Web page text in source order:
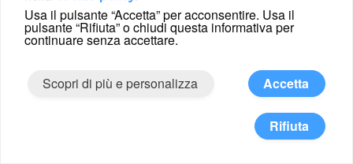
Usa il pulsante “Accetta” per acconsentire. Usa il
pulsante “Rifiuta” o chiudi questa informativa per
continuare senza accettare.
Scopri di più e personalizza Accetta
Rifiuta
Montature occhiali da vista donna
Montature in Titanio